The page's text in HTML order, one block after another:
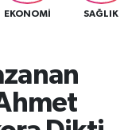
EKONOMİ SAĞLIK